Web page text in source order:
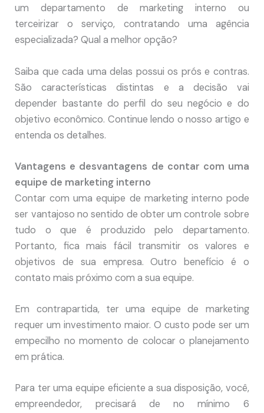
um departamento de marketing interno ou
terceirizar o serviço, contratando uma agência
especializada? Qual a melhor opção?
Saiba que cada uma delas possui os prós e contras.
São características distintas e a decisão vai
depender bastante do perfil do seu negócio e do
objetivo econômico. Continue lendo o nosso artigo e
entenda os detalhes.
Vantagens e desvantagens de contar com uma
equipe de marketing interno
Contar com uma equipe de marketing interno pode
ser vantajoso no sentido de obter um controle sobre
tudo o que é produzido pelo departamento.
Portanto, fica mais fácil transmitir os valores e
objetivos de sua empresa. Outro benefício é o
contato mais próximo com a sua equipe.
Em contrapartida, ter uma equipe de marketing
requer um investimento maior. O custo pode ser um
empecilho no momento de colocar o planejamento
em prática.
Para ter uma equipe eficiente a sua disposição, você,
empreendedor, precisará de no mínimo 6